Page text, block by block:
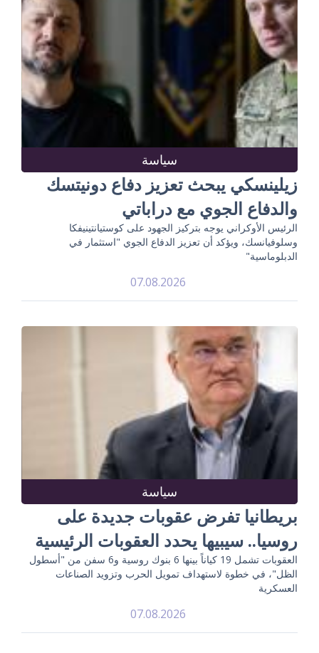
سياسة
زيلينسكي يبحث تعزيز دفاع دونيتسك
والدفاع الجوي مع دراباتي
الرئيس الأوكراني يوجه بتركيز الجهود على كوستيانتينيفكا
وسلوفيانسك، ويؤكد أن تعزيز الدفاع الجوي "استثمار في
الدبلوماسية"
07.08.2026
سياسة
بريطانيا تفرض عقوبات جديدة على
روسيا.. سيبيها يحدد العقوبات الرئيسية
العقوبات تشمل 19 كياناً بينها 6 بنوك روسية و6 سفن من "أسطول
الظل"، في خطوة لاستهداف تمويل الحرب وتزويد الصناعات
العسكرية
07.08.2026